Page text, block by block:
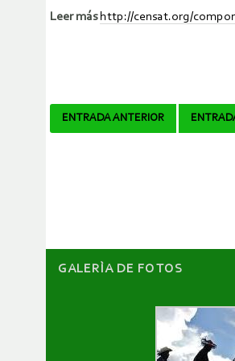
Leer más http://censat.org/
Navegador
ENTRADA ANTERIOR
GALERÌA DE FOTOS